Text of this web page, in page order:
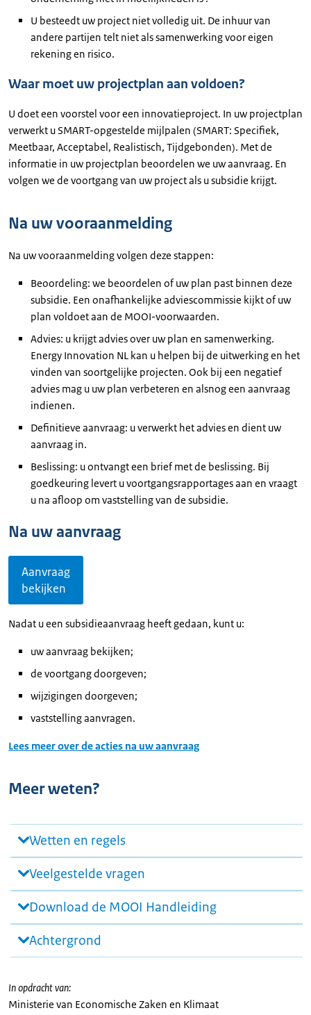
U besteedt uw project niet volledig uit. De inhuur van
andere partijen telt niet als samenwerking voor eigen
rekening en risico.
Waar moet uw projectplan aan voldoen?
U doet een voorstel voor een innovatieproject. In uw projectplan
verwerkt u SMART-opgestelde mijlpalen (SMART: Specifiek,
Meetbaar, Acceptabel, Realistisch, Tijdgebonden). Met de
informatie in uw projectplan beoordelen we uw aanvraag. En
volgen we de voortgang van uw project als u subsidie krijgt.
Na uw vooraanmelding
Na uw vooraanmelding volgen deze stappen:
Beoordeling: we beoordelen of uw plan past binnen deze
subsidie. Een onafhankelijke adviescommissie kijkt of uw
plan voldoet aan de MOOI-voorwaarden.
Advies: u krijgt advies over uw plan en samenwerking.
Energy Innovation NL kan u helpen bij de uitwerking en het
vinden van soortgelijke projecten. Ook bij een negatief
advies mag u uw plan verbeteren en alsnog een aanvraag
indienen.
Definitieve aanvraag: u verwerkt het advies en dient uw
aanvraag in.
Beslissing: u ontvangt een brief met de beslissing. Bij
goedkeuring levert u voortgangsrapportages aan en vraagt
u na afloop om vaststelling van de subsidie.
Na uw aanvraag
Aanvraag
bekijken
Nadat u een subsidieaanvraag heeft gedaan, kunt u:
uw aanvraag bekijken;
de voortgang doorgeven;
wijzigingen doorgeven;
vaststelling aanvragen.
Lees meer over de acties na uw aanvraag
Meer weten?
Wetten en regels
Veelgestelde vragen
Download de MOOI Handleiding
Achtergrond
In opdracht van:
Ministerie van Economische Zaken en Klimaat